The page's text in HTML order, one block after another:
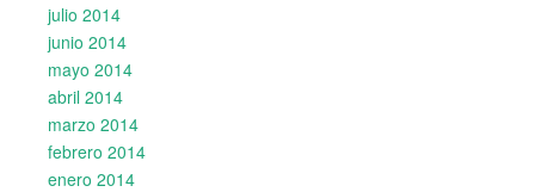
julio 2014
junio 2014
mayo 2014
abril 2014
marzo 2014
febrero 2014
enero 2014